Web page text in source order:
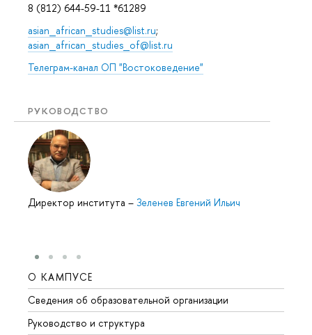
8 (812) 644-59-11 *61289
asian_african_studies@list.ru;
asian_african_studies_of@list.ru
Телеграм-канал ОП "Востоковедение"
РУКОВОДСТВО
Директор института – Зеленев Евгений Ильич
О КАМПУСЕ
Сведения об образовательной организации
Руководство и структура